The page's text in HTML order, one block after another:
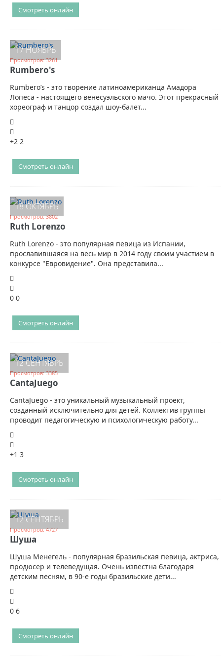
Смотреть онлайн
17 НОЯБРЬ
Просмотров: 3261
Rumbero's
Rumbero’s - это творение латиноамериканца Амадора
Лопеса - настоящего венесуэльского мачо. Этот прекрасный
хореограф и танцор создал шоу-балет...
+2 2
Смотреть онлайн
18 ОКТЯБРЬ
Просмотров: 3802
Ruth Lorenzo
Ruth Lorenzo - это популярная певица из Испании,
прославившаяся на весь мир в 2014 году своим участием в
конкурсе "Евровидение". Она представила...
0 0
Смотреть онлайн
12 СЕНТЯБРЬ
Просмотров: 3385
CantaJuego
CantaJuego - это уникальный музыкальный проект,
созданный исключительно для детей. Коллектив группы
проводит педагогическую и психологическую работу...
+1 3
Смотреть онлайн
12 СЕНТЯБРЬ
Просмотров: 4727
Шуша
Шуша Менегель - популярная бразильская певица, актриса,
продюсер и телеведущая. Очень известна благодаря
детским песням, в 90-е годы бразильские дети...
0 6
Смотреть онлайн